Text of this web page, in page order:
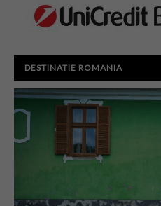
DESTINATIE ROMANIA